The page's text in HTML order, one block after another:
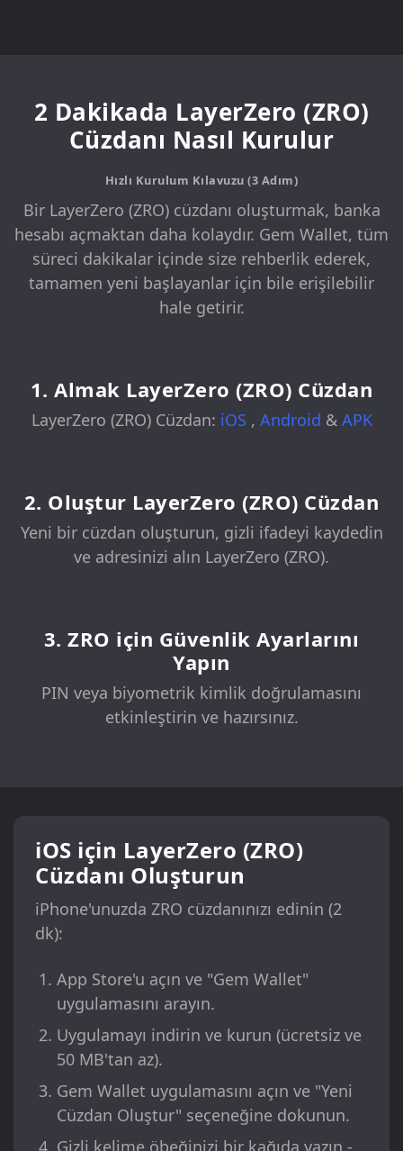
2 Dakikada LayerZero (ZRO)
Cüzdanı Nasıl Kurulur
Hızlı Kurulum Kılavuzu (3 Adım)
Bir LayerZero (ZRO) cüzdanı oluşturmak, banka
hesabı açmaktan daha kolaydır. Gem Wallet, tüm
süreci dakikalar içinde size rehberlik ederek,
tamamen yeni başlayanlar için bile erişilebilir
hale getirir.
1. Almak LayerZero (ZRO) Cüzdan
LayerZero (ZRO) Cüzdan: iOS , Android & APK
2. Oluştur LayerZero (ZRO) Cüzdan
Yeni bir cüzdan oluşturun, gizli ifadeyi kaydedin
ve adresinizi alın LayerZero (ZRO).
3. ZRO için Güvenlik Ayarlarını
Yapın
PIN veya biyometrik kimlik doğrulamasını
etkinleştirin ve hazırsınız.
iOS için LayerZero (ZRO)
Cüzdanı Oluşturun
iPhone'unuzda ZRO cüzdanınızı edinin (2
dk):
App Store'u açın ve "Gem Wallet"
uygulamasını arayın.
Uygulamayı indirin ve kurun (ücretsiz ve
50 MB'tan az).
Gem Wallet uygulamasını açın ve "Yeni
Cüzdan Oluştur" seçeneğine dokunun.
Gizli kelime öbeğinizi bir kağıda yazın -